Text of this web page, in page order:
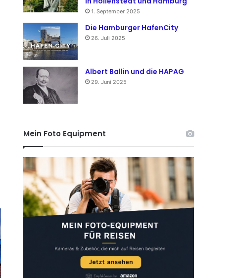
1. September 2025
Die Hamburger HafenCity
26. Juli 2025
Albert Ballin und die HAPAG
29. Juni 2025
Mein Foto Equipment